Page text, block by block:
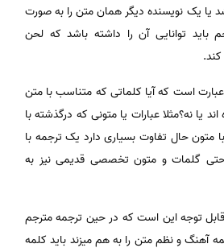
یا یک نویسنده دیگر همان متن را به صورت
توانایی آن را داشته باشد که لحن
است که آیا کلماتی که متناسب با متن
یا نه؟مثلا عبارات یا متونی که درگذشته با
متون حال تفاوت بسیاری دارد یک ترجمه با
گلمات و متون تخصصی قدیمی نیز به
توجه این است که در حین ترجمه مترجم
آهنگ و نظم متن را به هم میزند باید کلمه